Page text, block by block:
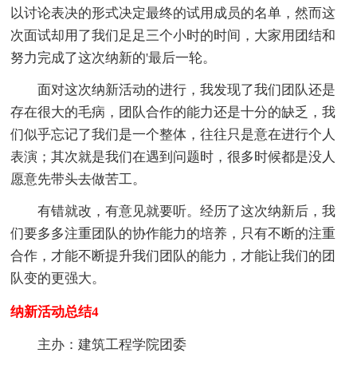
以讨论表决的形式决定最终的试用成员的名单，然而这
次面试却用了我们足足三个小时的时间，大家用团结和
努力完成了这次纳新的'最后一轮。
面对这次纳新活动的进行，我发现了我们团队还是
存在很大的毛病，团队合作的能力还是十分的缺乏，我
们似乎忘记了我们是一个整体，往往只是意在进行个人
表演；其次就是我们在遇到问题时，很多时候都是没人
愿意先带头去做苦工。
有错就改，有意见就要听。经历了这次纳新后，我
们要多多注重团队的协作能力的培养，只有不断的注重
合作，才能不断提升我们团队的能力，才能让我们的团
队变的更强大。
纳新活动总结4
主办：建筑工程学院团委